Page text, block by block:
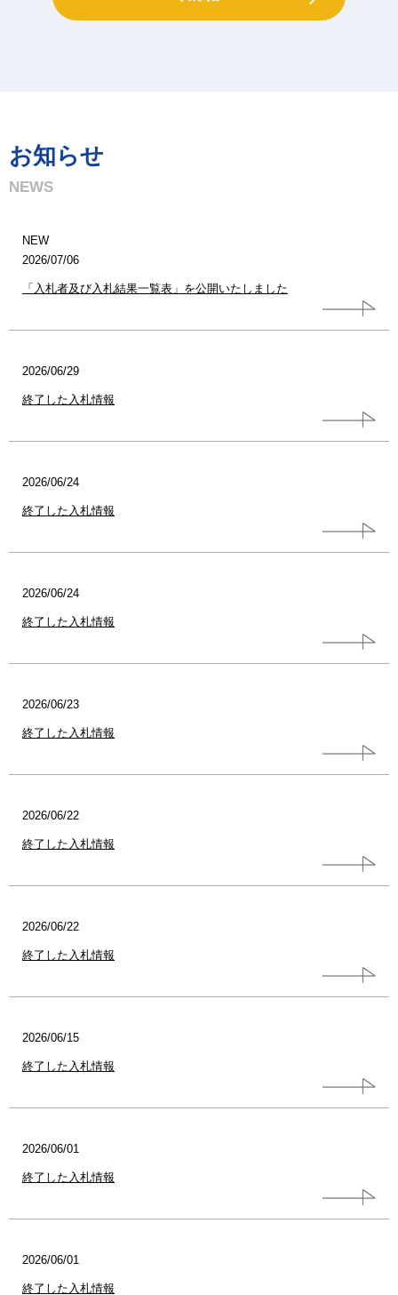
お知らせ
NEWS
NEW
2026/07/06
「入札者及び入札結果一覧表」を公開いたしました
2026/06/29
終了した入札情報
2026/06/24
終了した入札情報
2026/06/24
終了した入札情報
2026/06/23
終了した入札情報
2026/06/22
終了した入札情報
2026/06/22
終了した入札情報
2026/06/15
終了した入札情報
2026/06/01
終了した入札情報
2026/06/01
終了した入札情報